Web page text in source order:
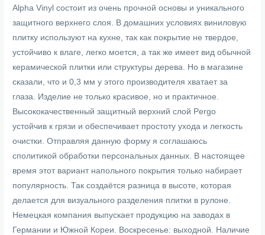
Alpha Vinyl состоит из очень прочной основы и уникального
защитного верхнего слоя. В домашних условиях виниловую
плитку используют на кухне, так как покрытие не твердое,
устойчиво к влаге, легко моется, а так же имеет вид обычной
керамической плитки или структуры дерева. Но в магазине
сказали, что и 0,3 мм у этого производителя хватает за
глаза. Изделие не только красивое, но и практичное.
Высококачественный защитный верхний слой Pergo
устойчив к грязи и обеспечивает простоту ухода и легкость
очистки. Отправляя данную форму я соглашаюсь
сполитикой обработки персональных данных. В настоящее
время этот вариант напольного покрытия только набирает
популярность. Так создаётся разница в высоте, которая
делается для визуального разделения плитки в рулоне.
Немецкая компания выпускает продукцию на заводах в
Германии и Южной Кореи. Воскресенье: выходной. Наличие